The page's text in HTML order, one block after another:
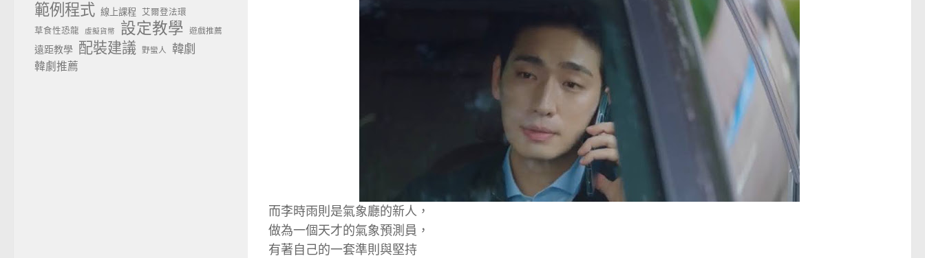
而李時雨則是氣象廳的新人，
做為一個天才的氣象預測員，
有著自己的一套準則與堅持
範例程式 線上課程
艾爾登法環
草食性恐龍
虛擬貨幣 設定教學 遊戲推薦
遠距教學 配裝建議 野蠻人 韓劇
韓劇推薦